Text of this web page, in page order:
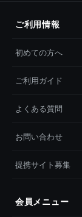
ご利用情報
初めての方へ
ご利用ガイド
よくある質問
お問い合わせ
提携サイト募集
会員メニュー